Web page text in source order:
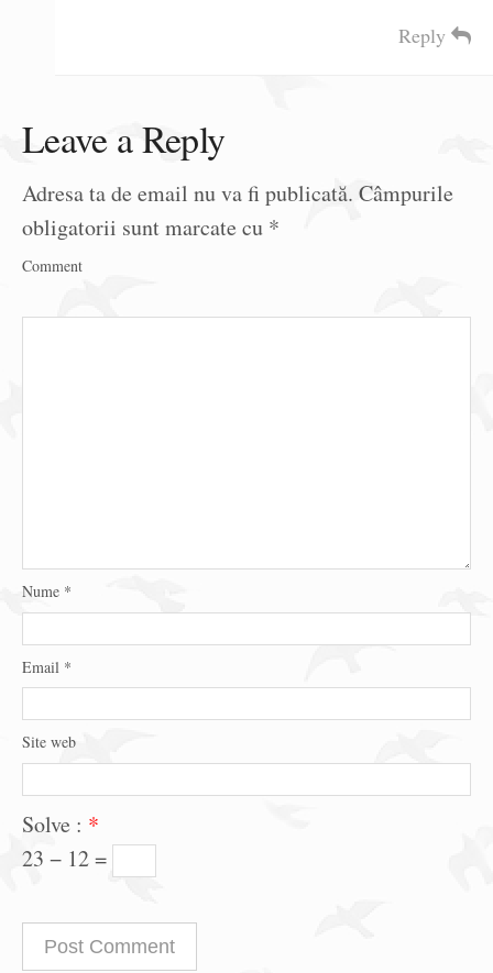
Reply
Leave a Reply
Adresa ta de email nu va fi publicată. Câmpurile
obligatorii sunt marcate cu *
Comment
Nume *
Email *
Site web
Solve : *
23 − 12 =